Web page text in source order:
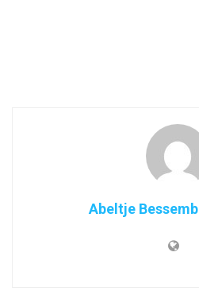
Abeltje